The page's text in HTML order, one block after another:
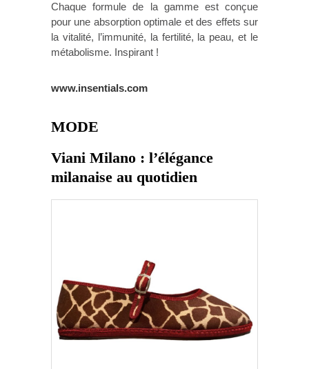
Chaque formule de la gamme est conçue
pour une absorption optimale et des effets sur
la vitalité, l’immunité, la fertilité, la peau, et le
métabolisme. Inspirant !
www.insentials.com
MODE
Viani Milano : l’élégance
milanaise au quotidien